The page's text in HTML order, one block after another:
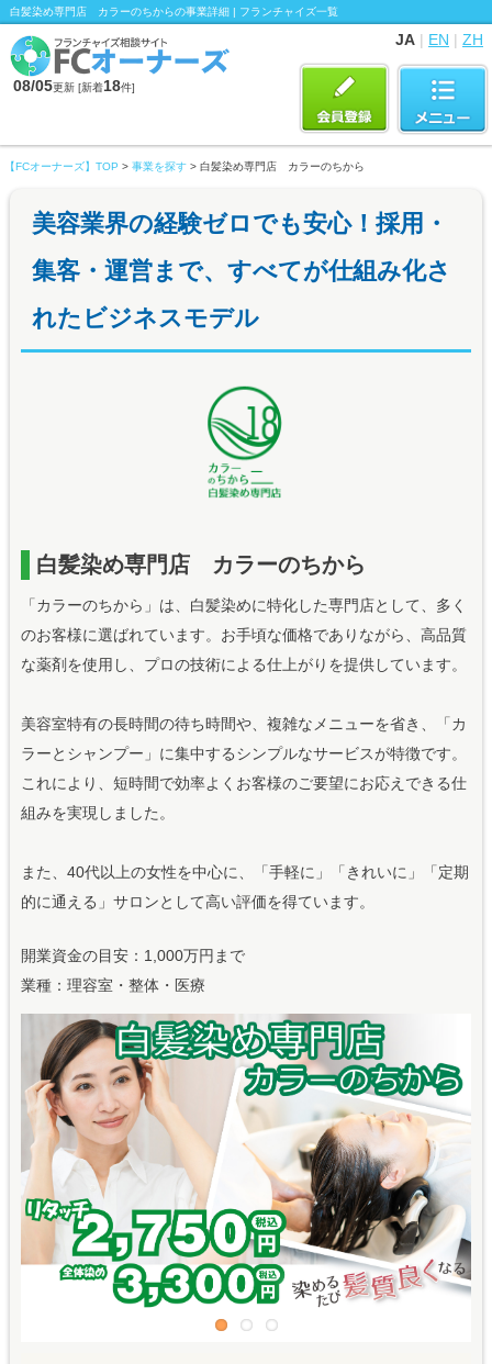
白髪染め専門店 カラーのちからの事業詳細 | フランチャイズ一覧
08/05更新 [新着18件]
JA | EN | ZH
【FCオーナーズ】TOP >事業を探す> 白髪染め専門店 カラーのちから
美容業界の経験ゼロでも安心！採用・
集客・運営まで、すべてが仕組み化さ
れたビジネスモデル
白髪染め専門店 カラーのちから
「カラーのちから」は、白髪染めに特化した専門店として、多く
のお客様に選ばれています。お手頃な価格でありながら、高品質
な薬剤を使用し、プロの技術による仕上がりを提供しています。
美容室特有の長時間の待ち時間や、複雑なメニューを省き、「カ
ラーとシャンプー」に集中するシンプルなサービスが特徴です。
これにより、短時間で効率よくお客様のご要望にお応えできる仕
組みを実現しました。
また、40代以上の女性を中心に、「手軽に」「きれいに」「定期
的に通える」サロンとして高い評価を得ています。
開業資金の目安：1,000万円まで
業種：理容室・整体・医療